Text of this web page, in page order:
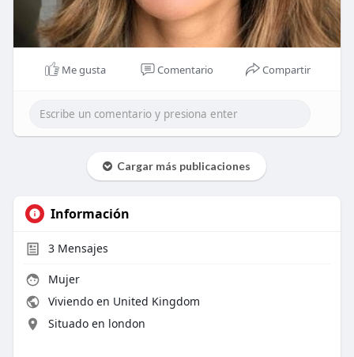
Me gusta Comentario Compartir
Cargar más publicaciones
Información
3Mensajes
Mujer
Viviendo en United Kingdom
Situado en london